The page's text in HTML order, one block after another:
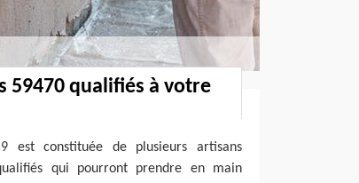
59470 qualifiés à votre
est constituée de plusieurs artisans
qui pourront prendre en main